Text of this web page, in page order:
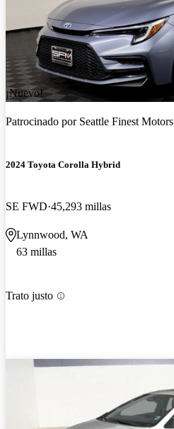
¡Nuevo!
Patrocinado por Seattle Finest Motors
2024 Toyota Corolla Hybrid
SE FWD 45,293 millas
Lynnwood, WA
63 millas
Trato justo